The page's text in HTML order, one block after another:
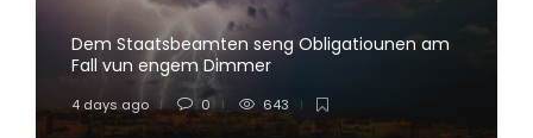
Dem Staatsbeamten seng Obligatiounen am
Fall vun engem Dimmer
4 days ago 0 643